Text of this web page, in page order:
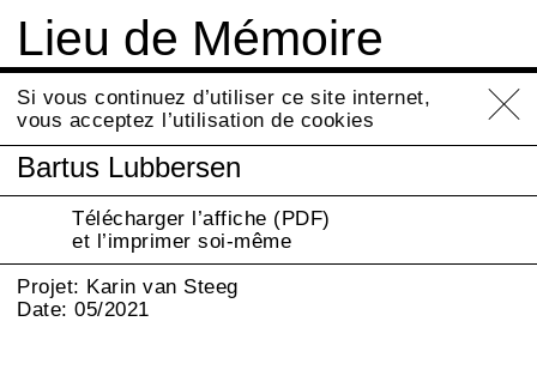
Lieu de Mémoire
partagée
Info
Bartus Lubbersen
Télécharger l’affiche (PDF)
et l’imprimer soi-même
Projet: Karin van Steeg
Date: 05/2021
Si vous continuez d’utiliser ce site internet,
vous acceptez l’utilisation de cookies